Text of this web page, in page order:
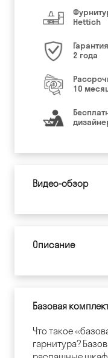
Hettich
Гарантия
2 года
10
Видео-обзор
Описание
Базовая
Что такое
гарнитура?